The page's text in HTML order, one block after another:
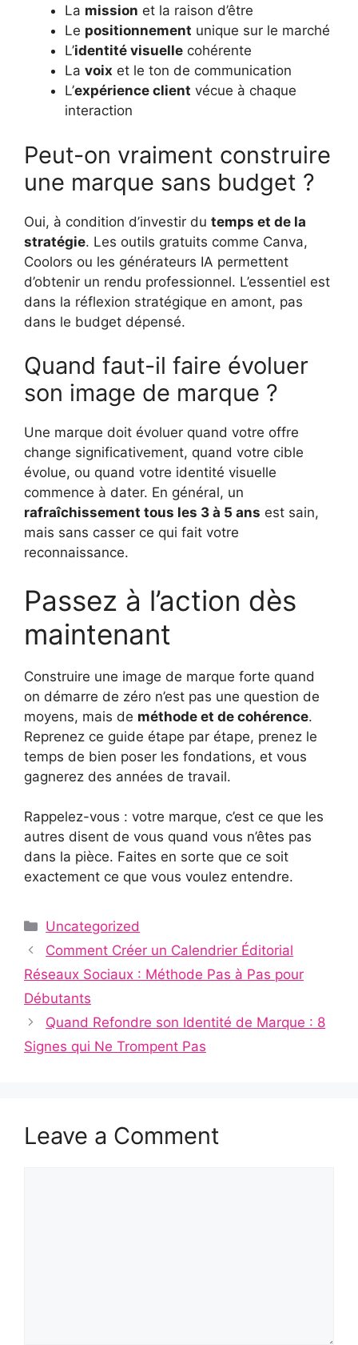
La mission et la raison d’être
Le positionnement unique sur le marché
L’identité visuelle cohérente
La voix et le ton de communication
L’expérience client vécue à chaque
interaction
Peut-on vraiment construire
une marque sans budget ?
Oui, à condition d’investir du temps et de la
stratégie. Les outils gratuits comme Canva,
Coolors ou les générateurs IA permettent
d’obtenir un rendu professionnel. L’essentiel est
dans la réflexion stratégique en amont, pas
dans le budget dépensé.
Quand faut-il faire évoluer
son image de marque ?
Une marque doit évoluer quand votre offre
change significativement, quand votre cible
évolue, ou quand votre identité visuelle
commence à dater. En général, un
rafraîchissement tous les 3 à 5 ans est sain,
mais sans casser ce qui fait votre
reconnaissance.
Passez à l’action dès
maintenant
Construire une image de marque forte quand
on démarre de zéro n’est pas une question de
moyens, mais de méthode et de cohérence.
Reprenez ce guide étape par étape, prenez le
temps de bien poser les fondations, et vous
gagnerez des années de travail.
Rappelez-vous : votre marque, c’est ce que les
autres disent de vous quand vous n’êtes pas
dans la pièce. Faites en sorte que ce soit
exactement ce que vous voulez entendre.
Categories
Uncategorized
Comment Créer un Calendrier Éditorial
Réseaux Sociaux : Méthode Pas à Pas pour
Débutants
Quand Refondre son Identité de Marque : 8
Signes qui Ne Trompent Pas
Leave a Comment